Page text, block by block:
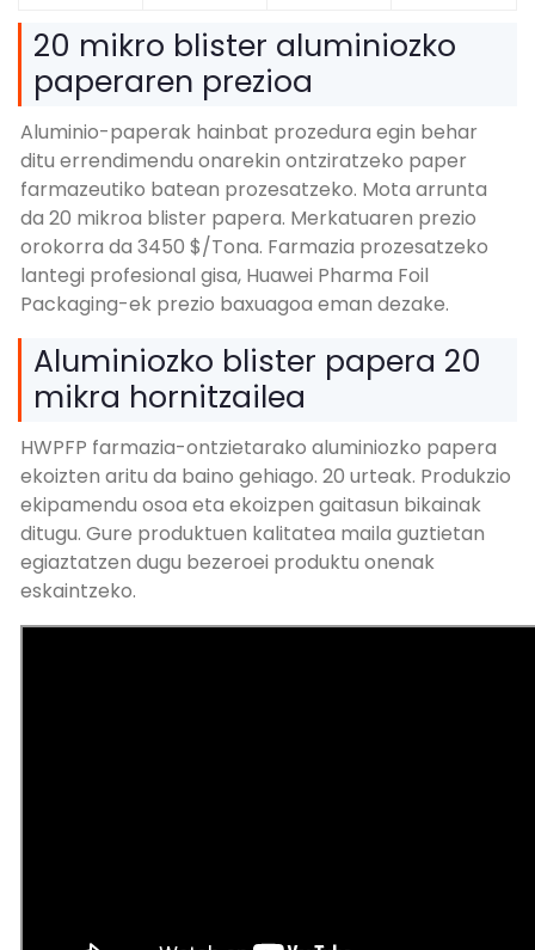
20 mikro blister aluminiozko
paperaren prezioa
Aluminio-paperak hainbat prozedura egin behar
ditu errendimendu onarekin ontziratzeko paper
farmazeutiko batean prozesatzeko. Mota arrunta
da 20 mikroa blister papera. Merkatuaren prezio
orokorra da 3450 $/Tona. Farmazia prozesatzeko
lantegi profesional gisa, Huawei Pharma Foil
Packaging-ek prezio baxuagoa eman dezake.
Aluminiozko blister papera 20
mikra hornitzailea
HWPFP farmazia-ontzietarako aluminiozko papera
ekoizten aritu da baino gehiago. 20 urteak. Produkzio
ekipamendu osoa eta ekoizpen gaitasun bikainak
ditugu. Gure produktuen kalitatea maila guztietan
egiaztatzen dugu bezeroei produktu onenak
eskaintzeko.